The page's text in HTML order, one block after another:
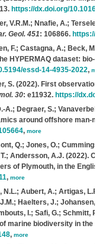
https://dx.doi.org/
V.R.M.; Nnafie, A.;
Geol. 451: 106866. https://
F.; Castagna, A.; Beck,
HYPERMAQ dataset:
essd-14-4935-2022,
S.(2022). First
30: e11932. https://
A.; Degraer, S.;
around offshore man-
, more
Q.; Jones, O.;
Andersson, A.J.(2022).
of Plymouth, in the
, more
Aubert, A.; Artigas,
Haelters, J.;
I.; Safi, G.; Schmitt,
marine biodiversity in the
, more